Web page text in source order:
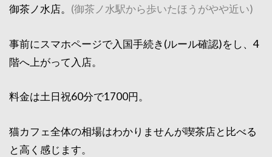
御茶ノ水店。 (御茶ノ水駅から歩いたほうがやや近い)
事前にスマホページで入国手続き(ルール確認)をし、4
階へ上がって入店。
料金は土日祝60分で1700円。
猫カフェ全体の相場はわかりませんが喫茶店と比べる
と高く感じます。